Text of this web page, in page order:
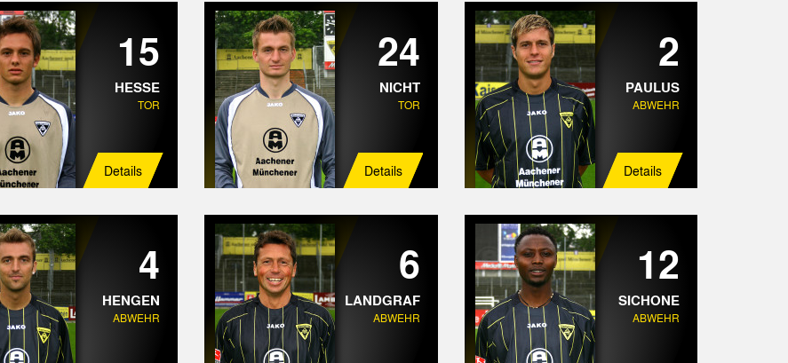
15
HESSE
TOR
Details
24
NICHT
TOR
Details
2
PAULUS
ABWEHR
Details
4
HENGEN
ABWEHR
6
LANDGRAF
ABWEHR
12
SICHONE
ABWEHR